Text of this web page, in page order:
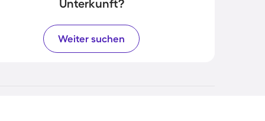
Unterkunft?
Weiter suchen